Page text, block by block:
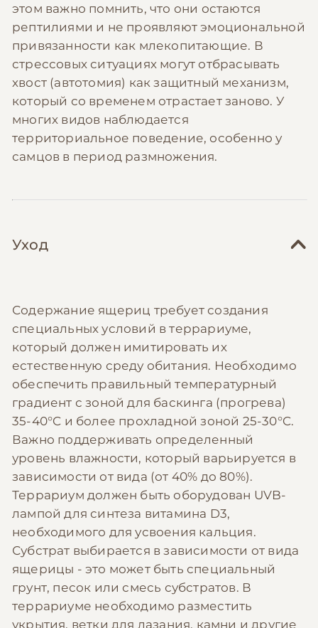
этом важно помнить, что они остаются
рептилиями и не проявляют эмоциональной
привязанности как млекопитающие. В
стрессовых ситуациях могут отбрасывать
хвост (автотомия) как защитный механизм,
который со временем отрастает заново. У
многих видов наблюдается
территориальное поведение, особенно у
самцов в период размножения.
Уход
Содержание ящериц требует создания
специальных условий в террариуме,
который должен имитировать их
естественную среду обитания. Необходимо
обеспечить правильный температурный
градиент с зоной для баскинга (прогрева)
35-40°C и более прохладной зоной 25-30°C.
Важно поддерживать определенный
уровень влажности, который варьируется в
зависимости от вида (от 40% до 80%).
Террариум должен быть оборудован UVB-
лампой для синтеза витамина D3,
необходимого для усвоения кальция.
Субстрат выбирается в зависимости от вида
ящерицы - это может быть специальный
грунт, песок или смесь субстратов. В
террариуме необходимо разместить
укрытия, ветки для лазания, камни и другие